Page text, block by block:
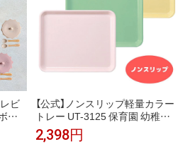
ビ
ウ
フ
ら
【公式】ノンスリップ軽量カラー
トレー UT-3125 保育園 幼稚園
こども園 子供 園児 給食 離乳食
2,398円